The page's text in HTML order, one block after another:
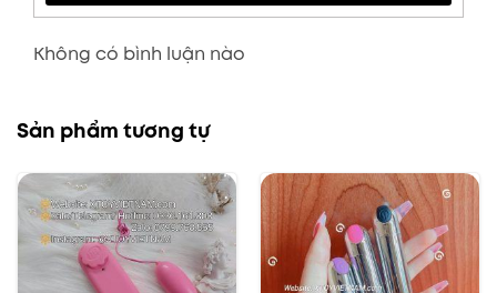
Không có bình luận nào
Sản phẩm tương tự